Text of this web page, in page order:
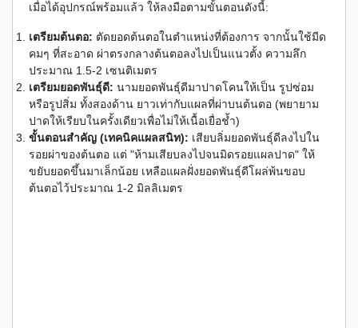
เมื่อได้อุปกรณ์พร้อมแล้ว ให้ลงมือตามขั้นตอนดังนี้:
เตรียมต้นตอ: ตัดยอดต้นตอในตำแหน่งที่ต้องการ จากนั้นใช้มีด
คมๆ ที่สะอาด ผ่าตรงกลางต้นตอลงไปเป็นแนวตั้ง ความลึก
ประมาณ 1.5-2 เซนติเมตร
เตรียมยอดพันธุ์ดี: นามยอดพันธุ์ดีมาปาดโคนให้เป็น รูปซ่อม
หรือรูปสิ่ม ทั้งสองด้าน ยาวเท่ากับแผลที่ผ่าบนต้นตอ (พยายาม
ปาดให้เรียบในครั้งเดียวเพื่อไม่ให้เนื้อเยื่อช้ำ)
ขั้นตอนสำคัญ (เทคนิคแผลสนิท): เสียบลิ่มยอดพันธุ์ดีลงไปใน
รอยผ่าของต้นตอ แต่ "ห้ามเสียบลงไปจนมิดรอยแผลปาด" ให้
ขยับยอดขึ้นมาเล็กน้อย เหลือแผลฝั่งยอดพันธุ์ดีโผล่พ้นขอบ
ต้นตอไว้ประมาณ 1-2 มิลลิเมตร